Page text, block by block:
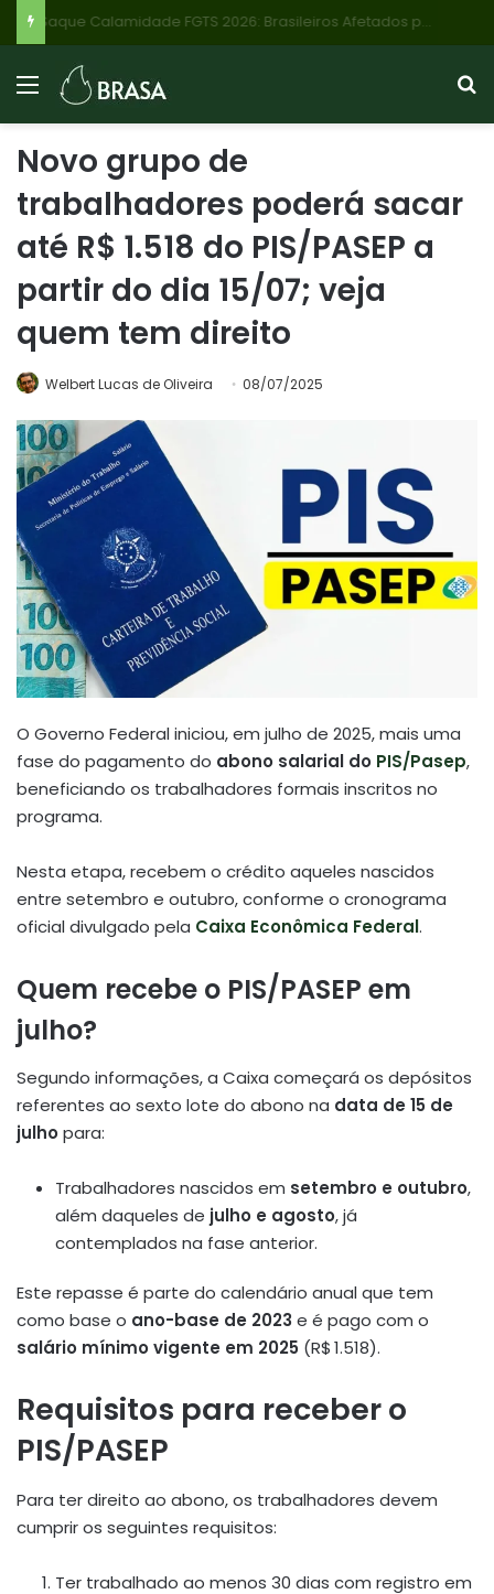
Novo grupo de
trabalhadores poderá sacar
até R$ 1.518 do PIS/PASEP a
partir do dia 15/07; veja
quem tem direito
Welbert Lucas de Oliveira 08/07/2025
O Governo Federal iniciou, em julho de 2025, mais uma
fase do pagamento do abono salarial do PIS/Pasep,
beneficiando os trabalhadores formais inscritos no
programa.
Nesta etapa, recebem o crédito aqueles nascidos
entre setembro e outubro, conforme o cronograma
oficial divulgado pela Caixa Econômica Federal.
Quem recebe o PIS/PASEP em
julho?
Segundo informações, a Caixa começará os depósitos
referentes ao sexto lote do abono na data de 15 de
julho para:
Trabalhadores nascidos em setembro e outubro,
além daqueles de julho e agosto, já
contemplados na fase anterior.
Este repasse é parte do calendário anual que tem
como base o ano-base de 2023 e é pago com o
salário mínimo vigente em 2025 (R$ 1.518).
Requisitos para receber o
PIS/PASEP
Para ter direito ao abono, os trabalhadores devem
cumprir os seguintes requisitos:
Ter trabalhado ao menos 30 dias com registro em